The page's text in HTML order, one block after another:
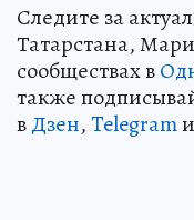
Следите за
Татарстана,
сообществах в
также
вДзен,Telegramи